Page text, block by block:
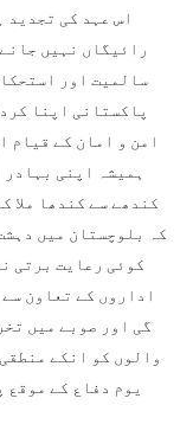
اس عہد کی تجدید
رائیگاں نہیں
سالمیت اور
پاکستانی اپنا
امن و امان کے قیام
ہمیشہ اپنی
کندھے سے کندھا ملا
کہ بلوچستان میں
کوئی رعایت برتی
اداروں کے تعاون
گی اور صوبے میں
والوں کو انکے
یوم دفاع کے